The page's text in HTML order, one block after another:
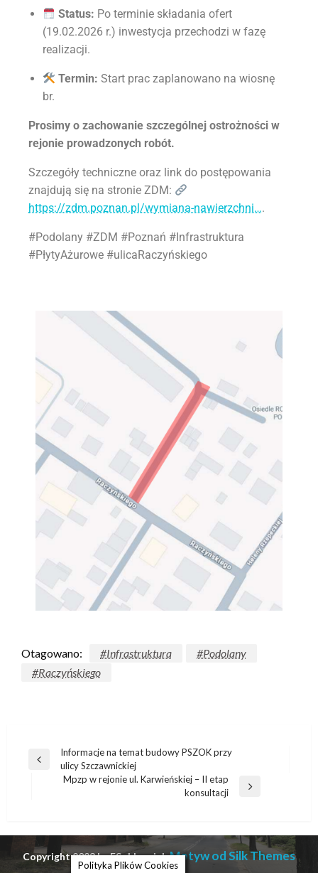
Status: Po terminie składania ofert
(19.02.2026 r.) inwestycja przechodzi w fazę
realizacji.
Termin: Start prac zaplanowano na wiosnę
br.
Prosimy o zachowanie szczególnej ostrożności w
rejonie prowadzonych robót.
Szczegóły techniczne oraz link do postępowania
znajdują się na stronie ZDM:
https://zdm.poznan.pl/wymiana-nawierzchni….
#Podolany #ZDM #Poznań #Infrastruktura
#PłytyAżurowe #ulicaRaczyńskiego
Otagowano: #Infrastruktura
#Podolany
#Raczyńskiego
Informacje na temat budowy PSZOK przy
ulicy Szczawnickiej
Mpzp w rejonie ul. Karwieńskiej – II etap
konsultacji
Copyright 2023 by ESobkowiakMotyw od Silk Themes
Polityka Plików Cookies